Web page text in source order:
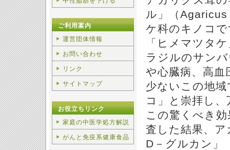
ル」（
ケ科のキノコ
「ヒメマツタ
ラジルのサン
や心臓病、高血
少ないこの地
コ」と崇拝し
この驚くべき
査した結果、
D－グルカン」
ご利用案内
運営団体情報
お問い合わせ
リンク
サイトマップ
お役立ちリンク
家庭の中医学処方解説
がんと免疫系健康食品